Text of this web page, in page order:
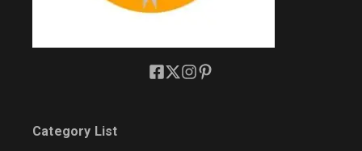
Category List